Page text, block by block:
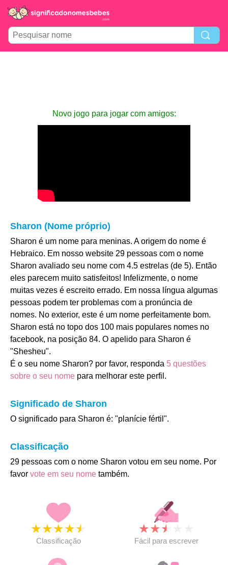
Novo jogo para jogar com amigos:
Sharon (Nome próprio)
Sharon é um nome para meninas. A origem do nome é
Hebraico. Em nosso website 29 pessoas com o nome
Sharon avaliado seu nome com 4.5 estrelas (de 5). Então
eles parecem muito satisfeitos! Infelizmente, o nome
muitas vezes é escreito errado. Em nossa língua algumas
pessoas podem ter problemas com a pronúncia de
nomes. No exterior, este é um nome perfeitamente bom.
Sharon está no topo dos 100 mais populares nomes no
facebook, na posição 84. O apelido para Sharon é
"Shesheu".
É o seu nome Sharon? por favor, responda 5 questões
sobre o seu nome para melhorar este perfil.
Significado de Sharon
O significado para Sharon é: "planície fértil".
Classificação
29 pessoas com o nome Sharon votou em seu nome. Por
favor vote em seu nome também.
★★★★★
Classificação
★★★
Fácil para escrever